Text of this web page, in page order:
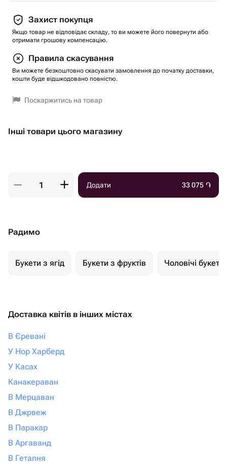
Захист покупця
Якщо товар не відповідає складу, то ви можете його повернути або
отримати грошову компенсацію.
Правила скасування
Ви можете безкоштовно скасувати замовлення до початку доставки,
кошти буде відшкодовано повністю.
Поскаржитись на товар
Інші товари цього магазину
Додати 33 075 ֏
Радимо
Букети з ягід Букети з фруктів Чоловічі букети
Доставка квітів в інших містах
В Єревані
У Нор Харберд
У Касах
Канакераван
В Мерцаван
В Джрвеж
В Паракар
В Аргаванд
В Гетапня